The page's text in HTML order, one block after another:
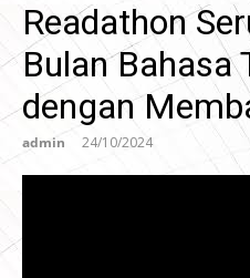
Readathon
Bulan Bahasa
dengan
admin 24/10/2024